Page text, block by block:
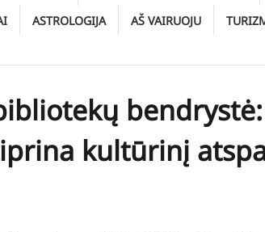
ASTROLOGIJA AŠ VAIRUOJU
bendrystė:
kultūrinį